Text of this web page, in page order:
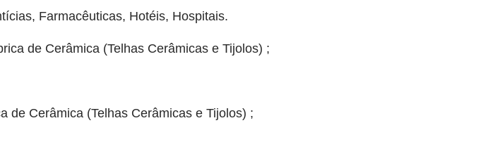
Farmacêuticas, Hotéis, Hospitais.
de Cerâmica (Telhas Cerâmicas e Tijolos) ;
de Cerâmica (Telhas Cerâmicas e Tijolos) ;